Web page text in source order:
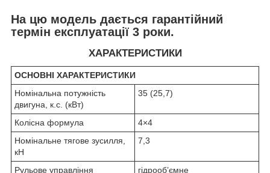
На цю модель дається гарантійний
термін експлуатації 3 роки.
ХАРАКТЕРИСТИКИ
ОСНОВНІ ХАРАКТЕРИСТИКИ
Номінальна потужність
двигуна, к.с. (кВт)
35 (25,7)
Колісна формула
4×4
Номінальне тягове зусилля,
кН
7,3
Рульове управління
гідрооб’ємне